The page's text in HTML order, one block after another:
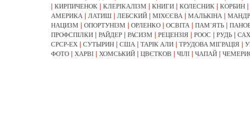
КИРПИЧЕНОК КЛЕРІКАЛІЗМ КНИГИ КОЛЕСНИК КОРБИН
АМЕРИКА
ЛАТИШ ЛЕБСКИЙ МІХЄЄВА МАЛЬКІНА
НАЦИЗМ
ОПОРТУНІЗМ ОРЛЕНКО ОСВІТА ПАМ`ЯТЬ
ПРОФСПІЛКИ
РАЙДЕР РАСИЗМ РЕЦЕНЗІЯ РООС РУДЬ
СРСР-EX
СУТЫРИН США ТАРІК АЛИ ТРУДОВА МІГРАЦІЯ
ФОТО
ХАРВІ ХОМСЬКИЙ ЦВЄТКОВ ЧІЛІ ЧАПАЙ